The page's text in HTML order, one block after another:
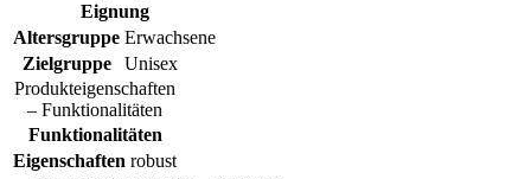
Eignung
Altersgruppe Erwachsene
Zielgruppe
Unisex
Produkteigenschaften
– Funktionalitäten
Funktionalitäten
Eigenschaften robust